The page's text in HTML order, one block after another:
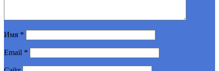
Имя *
Email *